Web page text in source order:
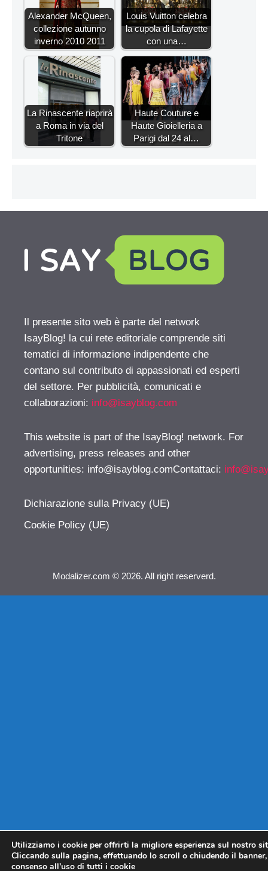
Alexander McQueen,
collezione autunno
inverno 2010 2011
Louis Vuitton celebra
la cupola di Lafayette
con una…
La Rinascente riaprirà
a Roma in via del
Tritone
Haute Couture e
Haute Gioielleria a
Parigi dal 24 al…
Il presente sito web è parte del network
IsayBlog! la cui rete editoriale comprende siti
tematici di informazione indipendente che
contano sul contributo di appassionati ed esperti
del settore. Per pubblicità, comunicati e
collaborazioni: info@isayblog.com
This website is part of the IsayBlog! network. For
advertising, press releases and other
opportunities: info@isayblog.comContattaci:
Dichiarazione sulla Privacy (UE)
Cookie Policy (UE)
Modalizer.com © 2026. All right reserverd.
Utilizziamo i cookie per offrirti la migliore esperienza sul nostro
Cliccando sulla pagina, effettuando lo scroll o chiudendo il
consenso all’uso di tutti i cookie